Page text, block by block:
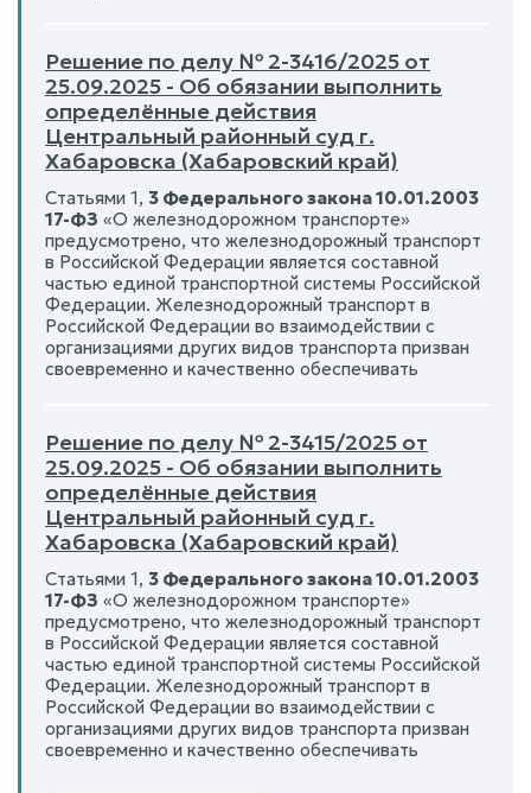
Решение по делу № 2-3416/2025 от
25.09.2025 - Об обязании выполнить
определённые действия
Центральный районный суд г.
Хабаровска (Хабаровский край)
Статьями 1, 3 Федерального закона 10.01.2003
17-ФЗ «О железнодорожном транспорте»
предусмотрено, что железнодорожный транспорт
в Российской Федерации является составной
частью единой транспортной системы Российской
Федерации. Железнодорожный транспорт в
Российской Федерации во взаимодействии с
организациями других видов транспорта призван
своевременно и качественно обеспечивать
Решение по делу № 2-3415/2025 от
25.09.2025 - Об обязании выполнить
определённые действия
Центральный районный суд г.
Хабаровска (Хабаровский край)
Статьями 1, 3 Федерального закона 10.01.2003
17-ФЗ «О железнодорожном транспорте»
предусмотрено, что железнодорожный транспорт
в Российской Федерации является составной
частью единой транспортной системы Российской
Федерации. Железнодорожный транспорт в
Российской Федерации во взаимодействии с
организациями других видов транспорта призван
своевременно и качественно обеспечивать